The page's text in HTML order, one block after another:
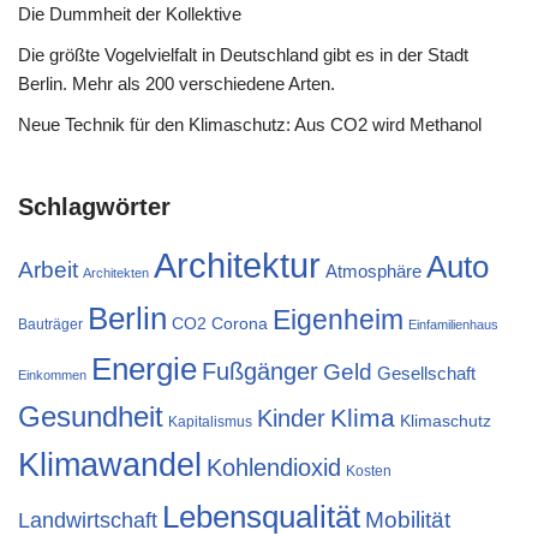
Die Dummheit der Kollektive
Die größte Vogelvielfalt in Deutschland gibt es in der Stadt
Berlin. Mehr als 200 verschiedene Arten.
Neue Technik für den Klimaschutz: Aus CO2 wird Methanol
Schlagwörter
Arbeit Architekten Architektur Atmosphäre Auto
Bauträger Berlin CO2 Corona Eigenheim Einfamilienhaus
Einkommen Energie Fußgänger Geld Gesellschaft
Gesundheit Kapitalismus Kinder Klima Klimaschutz
Klimawandel Kohlendioxid Kosten
Landwirtschaft Lebensqualität Mobilität